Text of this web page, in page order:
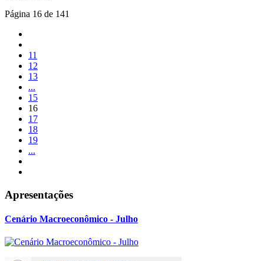
Página 16 de 141
11
12
13
...
15
16
17
18
19
...
Apresentações
Cenário Macroeconômico - Julho